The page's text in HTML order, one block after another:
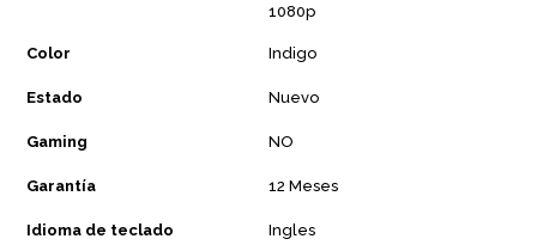
1080p
Color Indigo
Estado Nuevo
Gaming NO
Garantía 12 Meses
Idioma de teclado Ingles